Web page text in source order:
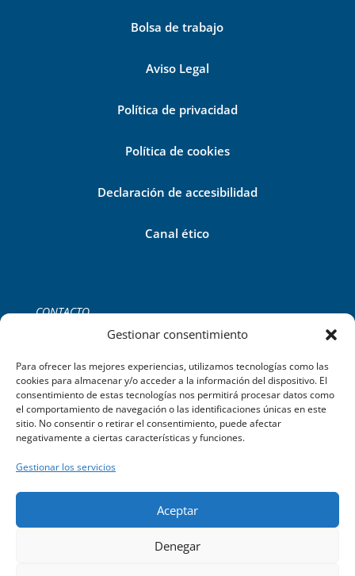
Gestionar consentimiento
Para ofrecer las mejores experiencias, utilizamos tecnologías como las
cookies para almacenar y/o acceder a la información del dispositivo. El
consentimiento de estas tecnologías nos permitirá procesar datos como
el comportamiento de navegación o las identificaciones únicas en este
sitio. No consentir o retirar el consentimiento, puede afectar
negativamente a ciertas características y funciones.
Gestionar los servicios
Aceptar
Denegar
Bolsa de trabajo
Aviso Legal
Política de privacidad
Política de cookies
Declaración de accesibilidad
Canal ético
CONTACTO
Tel:+34 971 755 252
Palma de Mallorca.
de Mallorca – Powered by